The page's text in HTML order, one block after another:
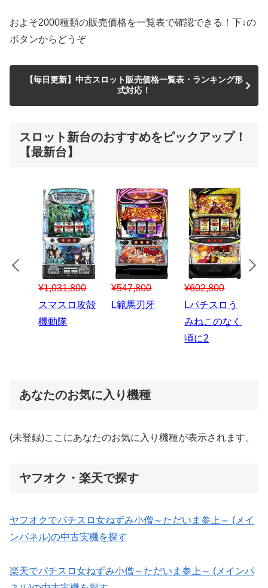
およそ2000種類の販売価格を一覧表で確認できる！下↓の
ボタンからどうぞ
【毎日更新】中古スロット販売価格一覧表・ランキング形
式対応！
スロット新台のおすすめをピックアップ！
【最新台】
¥547,800
スマスロハナ
ビ
¥150,000
スマスロ秘宝
¥1,867,800
Lパチスロ 炎
炎ノ消防隊2
あなたのお気に入り機種
(未登録)ここにあなたのお気に入り機種が表示されます。
ヤフオク・楽天で探す
ヤフオクでパチスロ女ねずみ小僧～ただいま参上～ (メイ
ンパネル)の中古実機を探す
楽天でパチスロ女ねずみ小僧～ただいま参上～ (メインパ